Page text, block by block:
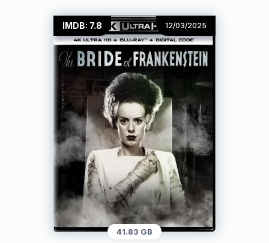
IMDB: 7.8 12/03/2025
41.83 GB